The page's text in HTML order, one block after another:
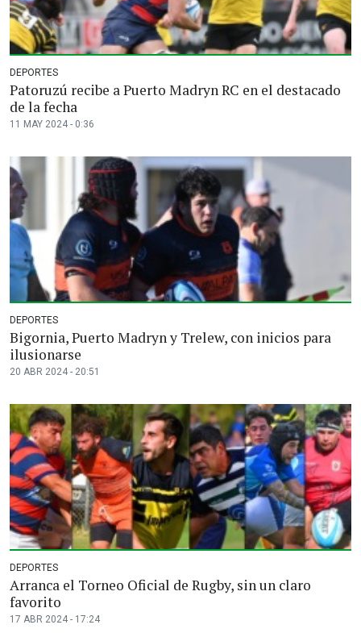
DEPORTES
Patoruzú recibe a Puerto Madryn RC en el destacado
de la fecha
11 MAY 2024 - 0:36
DEPORTES
Bigornia, Puerto Madryn y Trelew, con inicios para
ilusionarse
20 ABR 2024 - 20:51
DEPORTES
Arranca el Torneo Oficial de Rugby, sin un claro
favorito
17 ABR 2024 - 17:24